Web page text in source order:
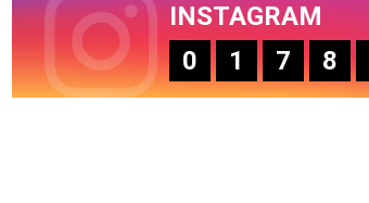
INSTAGRAM
0
1 7 8